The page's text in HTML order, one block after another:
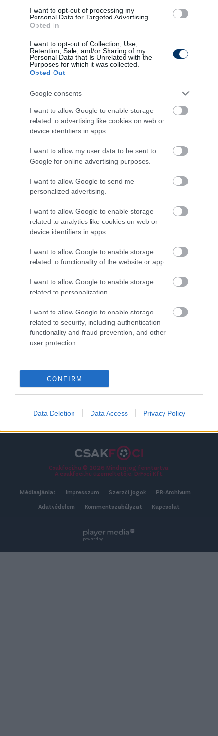
I want to opt-out of processing my
Personal Data for Targeted Advertising.
Opted In
I want to opt-out of Collection, Use,
Retention, Sale, and/or Sharing of my
Personal Data that Is Unrelated with the
Purposes for which it was collected.
Opted Out
Google consents
I want to allow Google to enable storage
related to advertising like cookies on web or
device identifiers in apps.
I want to allow my user data to be sent to
Google for online advertising purposes.
I want to allow Google to send me
personalized advertising.
I want to allow Google to enable storage
related to analytics like cookies on web or
device identifiers in apps.
I want to allow Google to enable storage
related to functionality of the website or app.
I want to allow Google to enable storage
related to personalization.
I want to allow Google to enable storage
related to security, including authentication
functionality and fraud prevention, and other
user protection.
CONFIRM
Data Deletion Data Access Privacy Policy
Ford Ranger
Üzemanyag: Benzin
28 194 000 Ft
Ford Transit
9 990 000 Ft + Áfa
Kövess minket a Facebookon is!
Átigazolások
NB I
Hazai átigazolási hírek
NB I-es átigazolási körkép: így állnak a magyar élvonal
klubjai a nyári érkezők, a távozók és a jelöltek terén.
2026-08-09 10:30 RÉSZLETEK
TOVÁBB AZ ÖSSZES ÁTIGAZOLÁSHOZ
Csakfoci.hu © 2026 Minden jog fenntartva.
A csakfoci.hu üzemeltetője: DrFoci Kft.
Médiaajánlat Impresszum Szerzői jogok PR-Archívum
Adatvédelem Kommentszabályzat Kapcsolat
powered by